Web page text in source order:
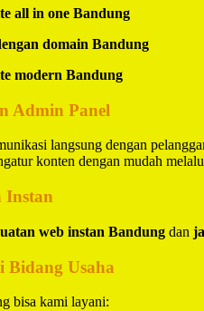
all in one Bandung
domain Bandung
modern Bandung
Admin Panel
langsung dengan
konten dengan mudah
Instan
web instan Bandung dan
Bidang Usaha
bisa kami layani: